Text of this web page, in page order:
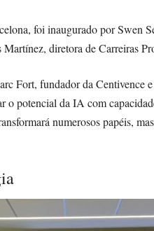
foi inaugurado por Swen
diretora de Carreiras
Fort, fundador da Centivence
potencial da IA com
numerosos papéis,